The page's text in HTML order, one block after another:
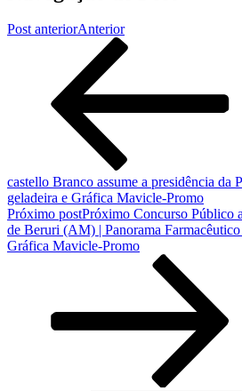
Post anteriorAnterior
castello Branco assume a presidência da
geladeira e Gráfica Mavicle-Promo
Próximo postPróximo Concurso Público
de Beruri (AM) | Panorama
Gráfica Mavicle-Promo